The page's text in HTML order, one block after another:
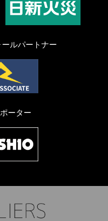
ルパートナー
ーター